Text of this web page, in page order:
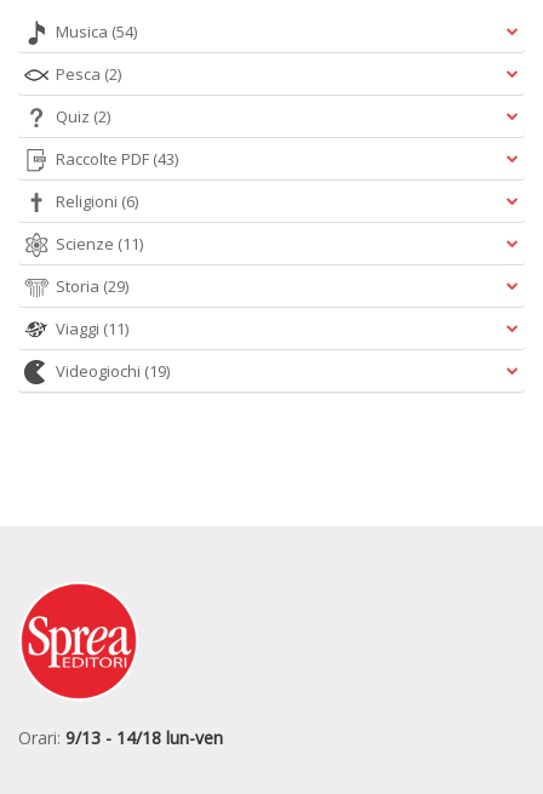
Musica (54)
Pesca (2)
Quiz (2)
Raccolte PDF (43)
Religioni (6)
Scienze (11)
Storia (29)
Viaggi (11)
Videogiochi (19)
Orari: 9/13 - 14/18 lun-ven